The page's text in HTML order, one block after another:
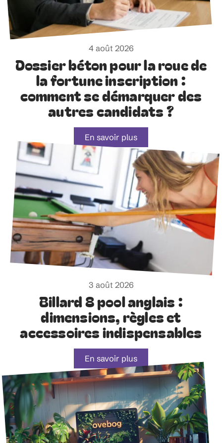
4 août 2026
Dossier béton pour la roue de
la fortune inscription :
comment se démarquer des
autres candidats ?
En savoir plus
3 août 2026
Billard 8 pool anglais :
dimensions, règles et
accessoires indispensables
En savoir plus